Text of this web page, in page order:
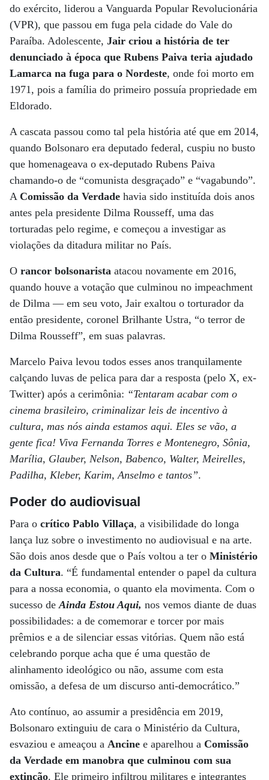
do exército, liderou a Vanguarda Popular Revolucionária
(VPR), que passou em fuga pela cidade do Vale do
Paraíba. Adolescente, Jair criou a história de ter
denunciado à época que Rubens Paiva teria ajudado
Lamarca na fuga para o Nordeste, onde foi morto em
1971, pois a família do primeiro possuía propriedade em
Eldorado.
A cascata passou como tal pela história até que em 2014,
quando Bolsonaro era deputado federal, cuspiu no busto
que homenageava o ex-deputado Rubens Paiva
chamando-o de “comunista desgraçado” e “vagabundo”.
A Comissão da Verdade havia sido instituída dois anos
antes pela presidente Dilma Rousseff, uma das
torturadas pelo regime, e começou a investigar as
violações da ditadura militar no País.
O rancor bolsonarista atacou novamente em 2016,
quando houve a votação que culminou no impeachment
de Dilma — em seu voto, Jair exaltou o torturador da
então presidente, coronel Brilhante Ustra, “o terror de
Dilma Rousseff”, em suas palavras.
Marcelo Paiva levou todos esses anos tranquilamente
calçando luvas de pelica para dar a resposta (pelo X, ex-
Twitter) após a cerimônia: “Tentaram acabar com o
cinema brasileiro, criminalizar leis de incentivo à
cultura, mas nós ainda estamos aqui. Eles se vão, a
gente fica! Viva Fernanda Torres e Montenegro, Sônia,
Marília, Glauber, Nelson, Babenco, Walter, Meirelles,
Padilha, Kleber, Karim, Anselmo e tantos”.
Poder do audiovisual
Para o crítico Pablo Villaça, a visibilidade do longa
lança luz sobre o investimento no audiovisual e na arte.
São dois anos desde que o País voltou a ter o Ministério
da Cultura. “É fundamental entender o papel da cultura
para a nossa economia, o quanto ela movimenta. Com o
sucesso deAinda Estou Aqui, nos vemos diante de duas
possibilidades: a de comemorar e torcer por mais
prêmios e a de silenciar essas vitórias. Quem não está
celebrando porque acha que é uma questão de
alinhamento ideológico ou não, assume com esta
omissão, a defesa de um discurso anti-democrático.”
Ato contínuo, ao assumir a presidência em 2019,
Bolsonaro extinguiu de cara o Ministério da Cultura,
esvaziou e ameaçou a Ancine e aparelhou a Comissão
da Verdade em manobra que culminou com sua
extinção. Ele primeiro infiltrou militares e integrantes